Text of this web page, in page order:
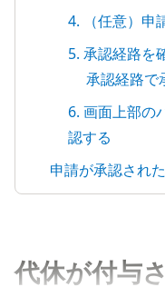
4. （任意）申
5. 承認経路を
承認経路で
6. 画面上部の
認する
申請が承認され
代休が付与